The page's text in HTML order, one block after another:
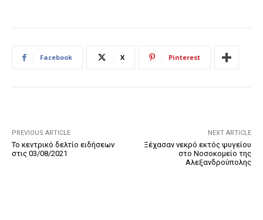
Facebook X Pinterest
PREVIOUS ARTICLE
Το κεντρικό δελτίο ειδήσεων
στις 03/08/2021
NEXT ARTICLE
Ξέχασαν νεκρό εκτός ψυγείου
στο Νοσοκομείο της
Αλεξανδρούπολης